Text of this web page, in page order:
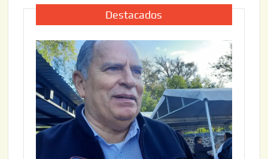
0
2
6
o
2
2
,
2
6
Destacados